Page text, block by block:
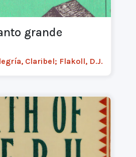
grande
Claribel; Flakoll, D.J.